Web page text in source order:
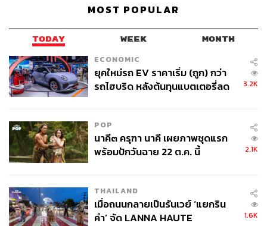
MOST POPULAR
TODAY WEEK MONTH
ECONOMIC
ยุคใหม่รถ EV ราคาเริ่ม (ถูก) กว่า
รถไฮบริด หลังต้นทุนแบตเตอรี่ลด
3.2K
POP
นาคี๓ ครุฑา นาคี เผยภาพชุดแรก
พร้อมปักวันฉาย 22 ต.ค. นี้
2.1K
THAILAND
เมื่อถนนกลายเป็นรันเวย์ ‘แยกริน
คำ’ จัด LANNA HAUTE
1.6K